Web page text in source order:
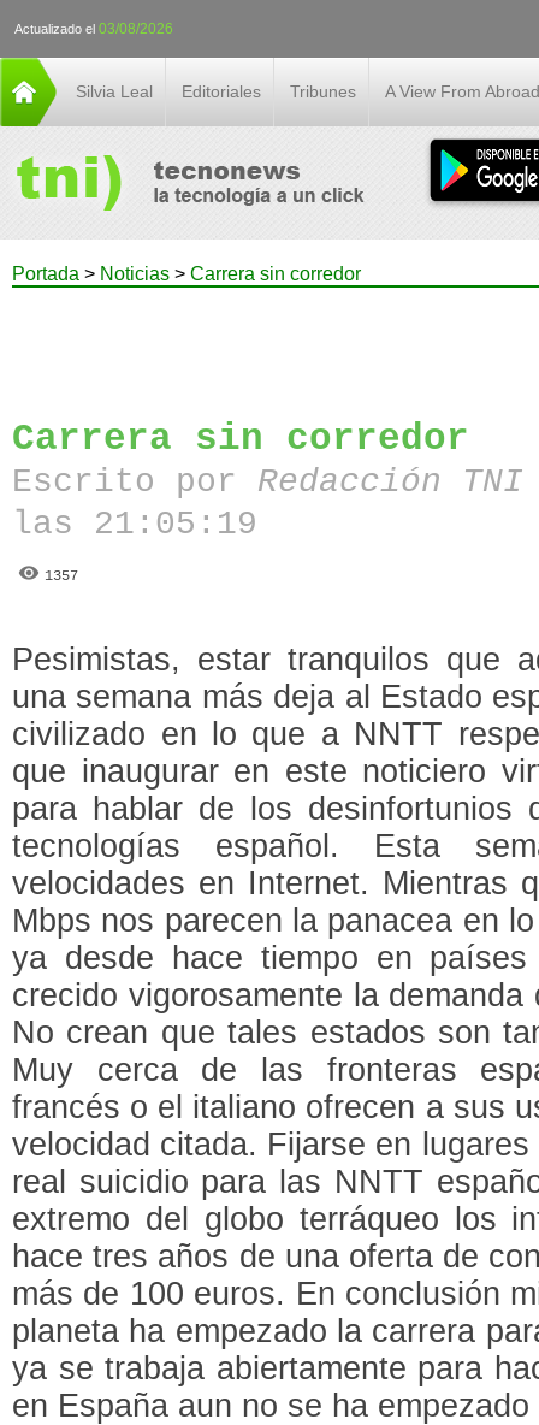
Actualizado el 03/08/2026
Silvia Leal Editoriales Tribunes A View From Abroad
Portada > Noticias > Carrera sin corredor
Carrera sin corredor
Escrito por Redacción
las 21:05:19
1357
Pesimistas, estar tranquilos que
una semana más deja al Estado
civilizado en lo que a NNTT
que inaugurar en este noticiero
para hablar de los desinfortunios
tecnologías español. Esta
velocidades en Internet. Mientras
Mbps nos parecen la panacea en
ya desde hace tiempo en países
crecido vigorosamente la
No crean que tales estados son
Muy cerca de las fronteras
francés o el italiano ofrecen a sus
velocidad citada. Fijarse en
real suicidio para las NNTT
extremo del globo terráqueo los
hace tres años de una oferta de
más de 100 euros. En conclusión
planeta ha empezado la carrera
ya se trabaja abiertamente para
en España aun no se ha